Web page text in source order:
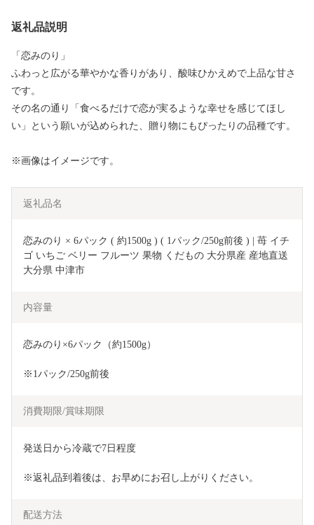
返礼品説明
「恋みのり」
ふわっと広がる華やかな香りがあり、酸味ひかえめで上品な甘さ
です。
その名の通り「食べるだけで恋が実るような幸せを感じてほし
い」という願いが込められた、贈り物にもぴったりの品種です。
※画像はイメージです。
返礼品名
恋みのり × 6パック ( 約1500g ) ( 1パック/250g前後 ) | 苺 イチ
ゴ いちご ベリー フルーツ 果物 くだもの 大分県産 産地直送
大分県 中津市
内容量
恋みのり×6パック（約1500g）
※1パック/250g前後
消費期限/賞味期限
発送日から冷蔵で7日程度
※返礼品到着後は、お早めにお召し上がりください。
配送方法